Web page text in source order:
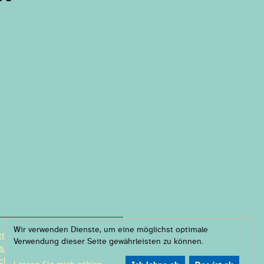
& Partner
Wir verwenden Dienste, um eine möglichst optimale
Verwendung dieser Seite gewährleisten zu können.